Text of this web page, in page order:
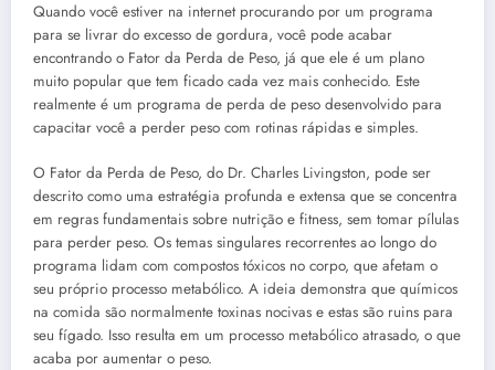
Quando você estiver na internet procurando por um programa
para se livrar do excesso de gordura, você pode acabar
encontrando o Fator da Perda de Peso, já que ele é um plano
muito popular que tem ficado cada vez mais conhecido. Este
realmente é um programa de perda de peso desenvolvido para
capacitar você a perder peso com rotinas rápidas e simples.
O Fator da Perda de Peso, do Dr. Charles Livingston, pode ser
descrito como uma estratégia profunda e extensa que se concentra
em regras fundamentais sobre nutrição e fitness, sem tomar pílulas
para perder peso. Os temas singulares recorrentes ao longo do
programa lidam com compostos tóxicos no corpo, que afetam o
seu próprio processo metabólico. A ideia demonstra que químicos
na comida são normalmente toxinas nocivas e estas são ruins para
seu fígado. Isso resulta em um processo metabólico atrasado, o que
acaba por aumentar o peso.